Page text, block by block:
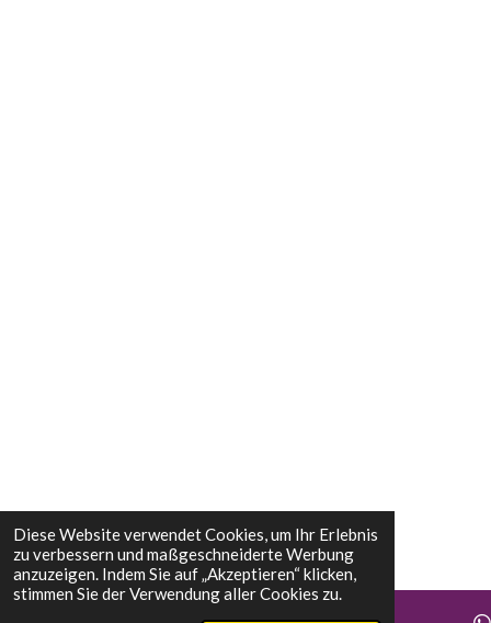
Diese Website verwendet Cookies, um Ihr Erlebnis
zu verbessern und maßgeschneiderte Werbung
anzuzeigen. Indem Sie auf „Akzeptieren“ klicken,
stimmen Sie der Verwendung aller Cookies zu.